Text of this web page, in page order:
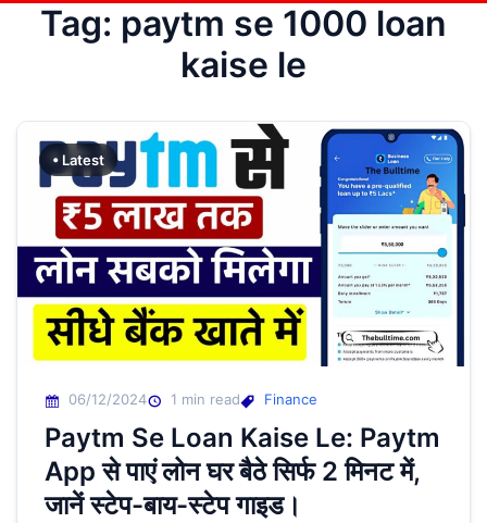
Tag: paytm se 1000 loan
kaise le
• Latest
06/12/2024 1 min read Finance
Paytm Se Loan Kaise Le: Paytm
App से पाएं लोन घर बैठे सिर्फ 2 मिनट में,
जानें स्टेप-बाय-स्टेप गाइड।